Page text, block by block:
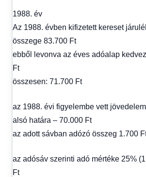
1988. év
Az 1988. évben kifizetett kereset
összege 83.700 Ft
ebből levonva az éves adóalap
Ft
összesen: 71.700 Ft
az 1988. évi figyelembe vett
alsó határa – 70.000 Ft
az adott sávban adózó összeg 1.700
az adósáv szerinti adó mértéke 25%
Ft